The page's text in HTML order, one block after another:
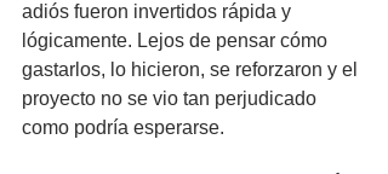
adiós fueron invertidos rápida y
lógicamente. Lejos de pensar cómo
gastarlos, lo hicieron, se reforzaron y el
proyecto no se vio tan perjudicado
como podría esperarse.